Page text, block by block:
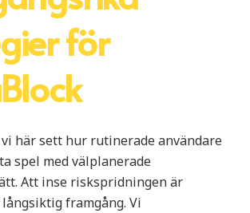
för
här sett hur rutinerade användare
spel med välplanerade
Att inse riskspridningen är
framgång. Vi